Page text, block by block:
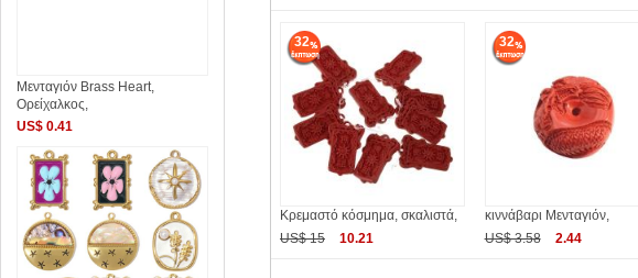
32
Κρεμαστό κόσμημα, σκαλιστά,
US$ 15
10.21
32
κιννάβαρι Μενταγιόν,
US$ 3.58
2.44
Μενταγιόν Brass Heart,
Ορείχαλκος,
US$ 0.41